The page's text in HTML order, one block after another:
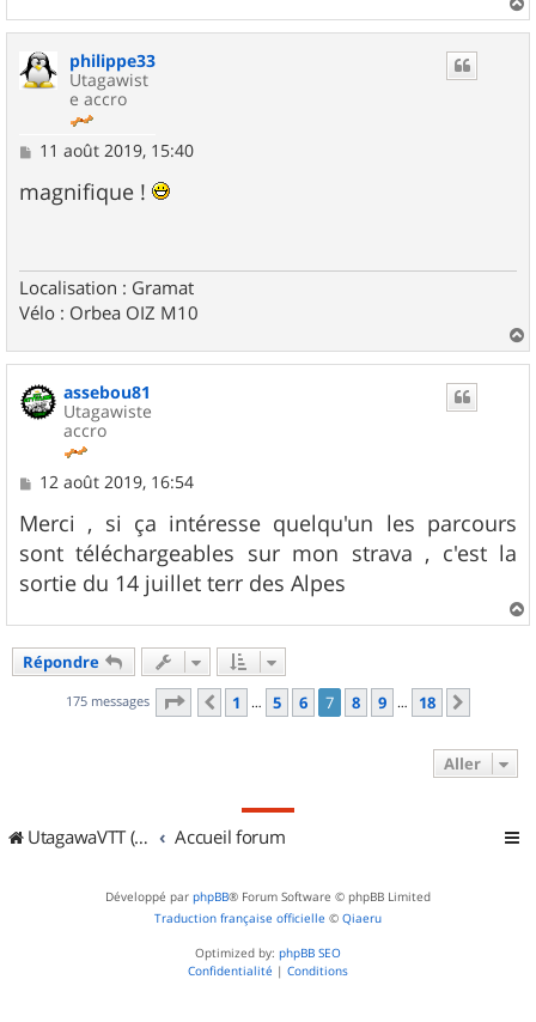
a
philippe33
Utagawist
e accro
M
s
s
11 août 2019, 15:40
magnifique !
Localisation : Gramat
Vélo : Orbea OIZ M10
a
assebou81
Utagawiste
accro
M
s
s
a
g
e
12 août 2019, 16:54
Merci , si ça intéresse quelqu'un les parcours
sont téléchargeables sur mon strava , c'est la
sortie du 14 juillet terr des Alpes
a
Répondre
175 messages Page 7sur 18
Précédent
1 … 5 6 7 8 9 … 18
Aller
UtagawaVTT (Randos VTT et VTTAE avec traces GPS) Accueil forum
Développé par phpBB® Forum Software © phpBB Limited
Traduction française officielle © Qiaeru
Optimized by: phpBB SEO
Confidentialité | Conditions